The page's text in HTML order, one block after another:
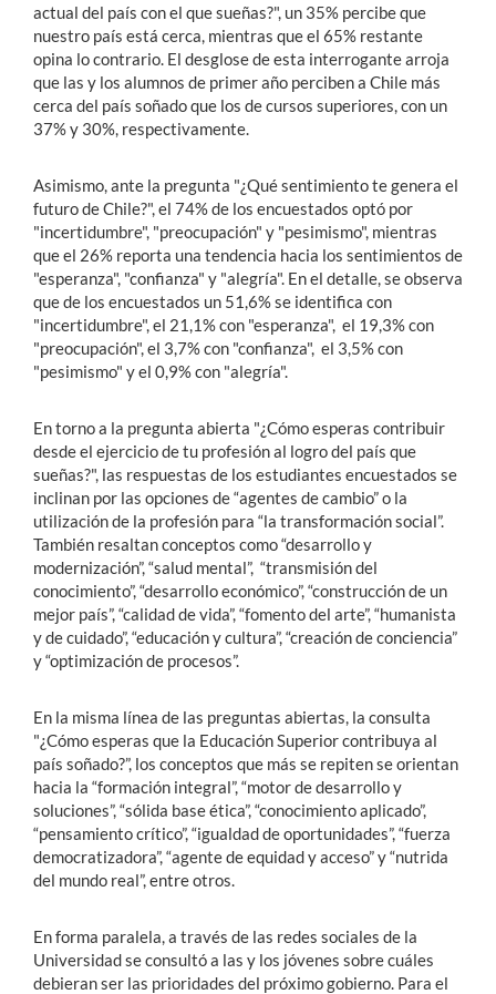
actual del país con el que sueñas?", un 35% percibe que
nuestro país está cerca, mientras que el 65% restante
opina lo contrario. El desglose de esta interrogante arroja
que las y los alumnos de primer año perciben a Chile más
cerca del país soñado que los de cursos superiores, con un
37% y 30%, respectivamente.
Asimismo, ante la pregunta "¿Qué sentimiento te genera el
futuro de Chile?", el 74% de los encuestados optó por
"incertidumbre", "preocupación" y "pesimismo", mientras
que el 26% reporta una tendencia hacia los sentimientos de
"esperanza", "confianza" y "alegría". En el detalle, se observa
que de los encuestados un 51,6% se identifica con
"incertidumbre", el 21,1% con "esperanza", el 19,3% con
"preocupación", el 3,7% con "confianza", el 3,5% con
"pesimismo" y el 0,9% con "alegría".
En torno a la pregunta abierta "¿Cómo esperas contribuir
desde el ejercicio de tu profesión al logro del país que
sueñas?", las respuestas de los estudiantes encuestados se
inclinan por las opciones de “agentes de cambio” o la
utilización de la profesión para “la transformación social”.
También resaltan conceptos como “desarrollo y
modernización”, “salud mental”, “transmisión del
conocimiento”, “desarrollo económico”, “construcción de un
mejor país”, “calidad de vida”, “fomento del arte”, “humanista
y de cuidado”, “educación y cultura”, “creación de conciencia”
y “optimización de procesos”.
En la misma línea de las preguntas abiertas, la consulta
"¿Cómo esperas que la Educación Superior contribuya al
país soñado?”, los conceptos que más se repiten se orientan
hacia la “formación integral”, “motor de desarrollo y
soluciones”, “sólida base ética”, “conocimiento aplicado”,
“pensamiento crítico”, “igualdad de oportunidades”, “fuerza
democratizadora”, “agente de equidad y acceso” y “nutrida
del mundo real”, entre otros.
En forma paralela, a través de las redes sociales de la
Universidad se consultó a las y los jóvenes sobre cuáles
debieran ser las prioridades del próximo gobierno. Para el